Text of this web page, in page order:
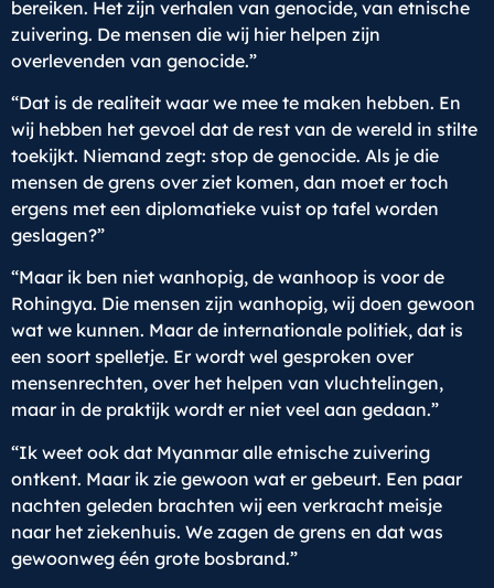
bereiken. Het zijn verhalen van genocide, van etnische
zuivering. De mensen die wij hier helpen zijn
overlevenden van genocide.”
“Dat is de realiteit waar we mee te maken hebben. En
wij hebben het gevoel dat de rest van de wereld in stilte
toekijkt. Niemand zegt: stop de genocide. Als je die
mensen de grens over ziet komen, dan moet er toch
ergens met een diplomatieke vuist op tafel worden
geslagen?”
“Maar ik ben niet wanhopig, de wanhoop is voor de
Rohingya. Die mensen zijn wanhopig, wij doen gewoon
wat we kunnen. Maar de internationale politiek, dat is
een soort spelletje. Er wordt wel gesproken over
mensenrechten, over het helpen van vluchtelingen,
maar in de praktijk wordt er niet veel aan gedaan.”
“Ik weet ook dat Myanmar alle etnische zuivering
ontkent. Maar ik zie gewoon wat er gebeurt. Een paar
nachten geleden brachten wij een verkracht meisje
naar het ziekenhuis. We zagen de grens en dat was
gewoonweg één grote bosbrand.”